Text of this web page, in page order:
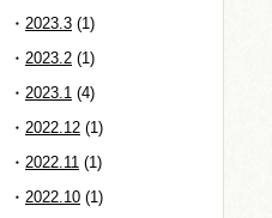
2023.3 (1)
2023.2 (1)
2023.1 (4)
2022.12 (1)
2022.11 (1)
2022.10 (1)